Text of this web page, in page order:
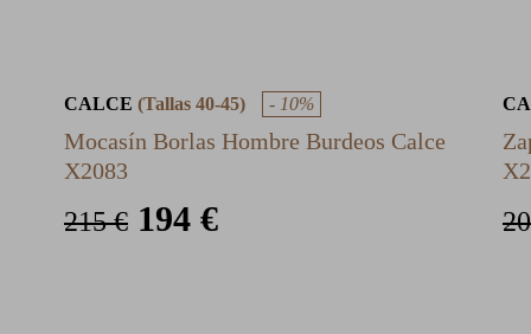
CALCE (Tallas 40-45) - 10%
Mocasín Borlas Hombre Burdeos Calce
X2083
215 € 194 €